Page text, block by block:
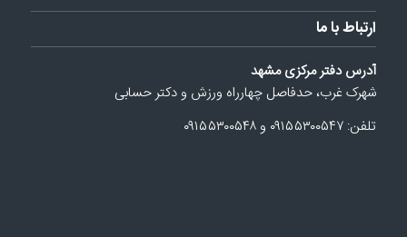
ارتباط با ما
آدرس دفتر مرکزی مشهد
شهرک غرب، حدفاصل چهارراه ورزش و دکتر حسابی
تلفن: ۰۹۱۵۵۳۰۰۵۴۷ و ۰۹۱۵۵۳۰۰۵۴۸